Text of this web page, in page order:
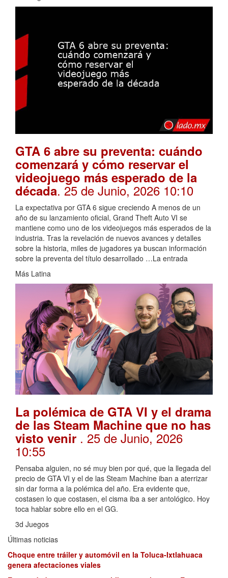
GTA 6 abre su preventa: cuándo
comenzará y cómo reservar el
videojuego más esperado de la
década. 25 de Junio, 2026 10:10
La expectativa por GTA 6 sigue creciendo A menos de un
año de su lanzamiento oficial, Grand Theft Auto VI se
mantiene como uno de los videojuegos más esperados de la
industria. Tras la revelación de nuevos avances y detalles
sobre la historia, miles de jugadores ya buscan información
sobre la preventa del título desarrollado …La entrada
Más Latina
La polémica de GTA VI y el drama
de las Steam Machine que no has
visto venir . 25 de Junio, 2026
10:55
Pensaba alguien, no sé muy bien por qué, que la llegada del
precio de GTA VI y el de las Steam Machine iban a aterrizar
sin dar forma a la polémica del año. Era evidente que,
costasen lo que costasen, el cisma iba a ser antológico. Hoy
toca hablar sobre ello en el GG.
3d Juegos
Últimas noticias
Choque entre tráiler y automóvil en la Toluca-Ixtlahuaca
genera afectaciones viales